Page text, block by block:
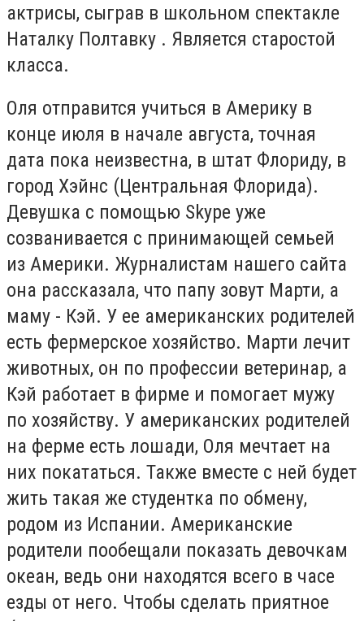
актрисы, сыграв в школьном спектакле
Наталку Полтавку . Является старостой
класса.
Оля отправится учиться в Америку в
конце июля в начале августа, точная
дата пока неизвестна, в штат Флориду, в
город Хэйнс (Центральная Флорида).
Девушка с помощью Skype уже
созванивается с принимающей семьей
из Америки. Журналистам нашего сайта
она рассказала, что папу зовут Марти, а
маму - Кэй. У ее американских родителей
есть фермерское хозяйство. Марти лечит
животных, он по профессии ветеринар, а
Кэй работает в фирме и помогает мужу
по хозяйству. У американских родителей
на ферме есть лошади, Оля мечтает на
них покататься. Также вместе с ней будет
жить такая же студентка по обмену,
родом из Испании. Американские
родители пообещали показать девочкам
океан, ведь они находятся всего в часе
езды от него. Чтобы сделать приятное